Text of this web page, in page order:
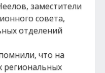
заместители
совета,
отделений
что на
региональных